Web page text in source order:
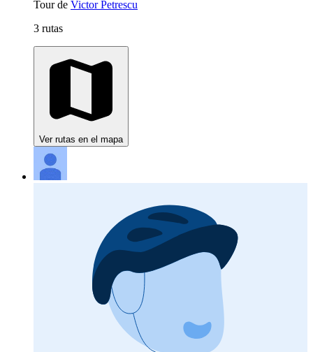
Tour de Victor Petrescu
3 rutas
Ver rutas en el mapa